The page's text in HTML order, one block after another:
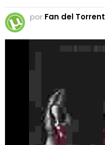
por Fan del Torrent